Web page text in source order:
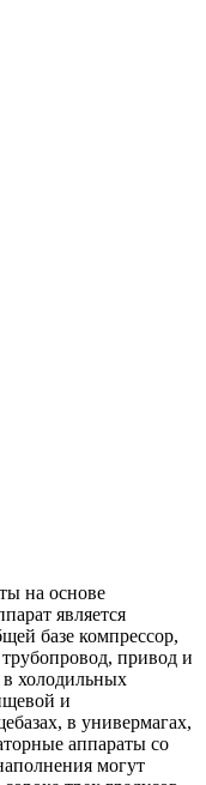
на основе
является
базе компрессор,
привод и
холодильных
и
в универмагах,
аппараты со
могут